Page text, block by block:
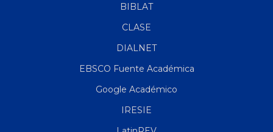
BIBLAT
CLASE
DIALNET
EBSCO Fuente Académica
Google Académico
IRESIE